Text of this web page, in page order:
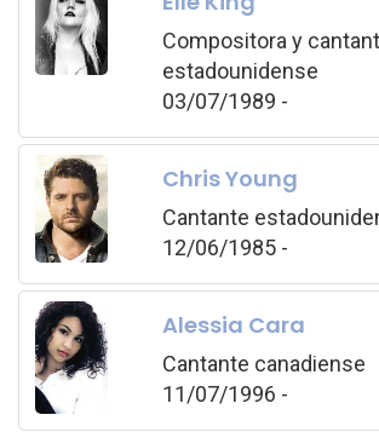
Compositora y
estadounidense
03/07/1989 -
Chris Young
Cantante
12/06/1985 -
Alessia Cara
Cantante canadiense
11/07/1996 -